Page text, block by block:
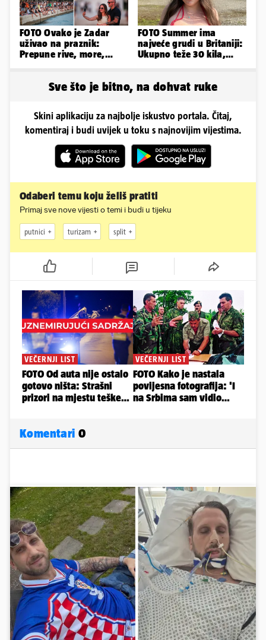
FOTO Ovako je Zadar
uživao na praznik:
Prepune rive, more,
FOTO Summer ima
najveće grudi u Britaniji:
Ukupno teže 30 kila,
Sve što je bitno, na dohvat ruke
Skini aplikaciju za najbolje iskustvo portala. Čitaj,
komentiraj i budi uvijek u toku s najnovijim vijestima.
Odaberi temu koju želiš pratiti
Primaj sve nove vijesti o temi i budi u tijeku
putnici turizam split
Komentari 0